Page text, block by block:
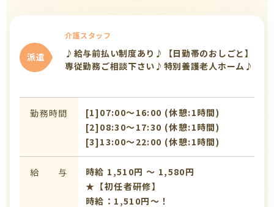
派遣
介護スタッフ
♪給与前払い制度あり♪【日勤帯のおしごと】
専従勤務ご相談下さい♪特別養護老人ホーム♪
勤務時間
[1]07:00〜16:00 (休憩:1時間)
[2]08:30〜17:30 (休憩:1時間)
[3]13:00〜22:00 (休憩:1時間)
給 与
時給 1,510円 〜 1,580円
★【初任者研修】
時給：1,510円～！